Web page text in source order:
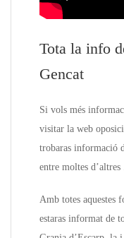
Tota la info
Gencat
Si vols més
visitar la web
trobaras informació
entre moltes d’altres
Amb totes aquestes
estaras informat de